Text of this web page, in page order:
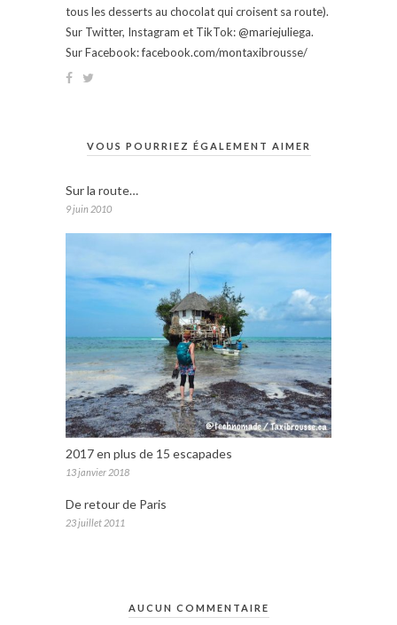
tous les desserts au chocolat qui croisent sa route).
Sur Twitter, Instagram et TikTok: @mariejuliega.
Sur Facebook: facebook.com/montaxibrousse/
VOUS POURRIEZ ÉGALEMENT AIMER
Sur la route…
9 juin 2010
2017 en plus de 15 escapades
13 janvier 2018
De retour de Paris
23 juillet 2011
AUCUN COMMENTAIRE